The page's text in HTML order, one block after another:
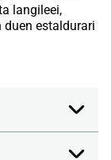
langileei,
duen estaldurari